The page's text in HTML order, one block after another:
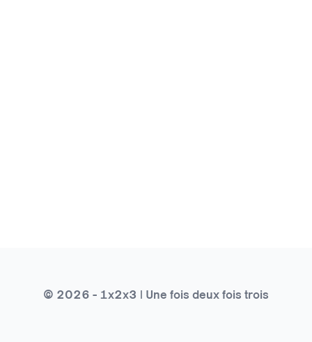
© 2026 - 1x2x3 | Une fois deux fois trois